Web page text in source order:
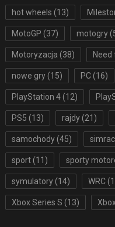
hot wheels (13)
MotoGP (37) motogry
Motoryzacja (38) Need
nowe gry(15) PC (16)
PlayStation 4(12)
PS5 (13) rajdy(21)
samochody(45)
sport(11) sporty
symulatory(14) WRC
Xbox Series S (13)